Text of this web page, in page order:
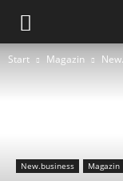
Start Magazin
New.business Magazin